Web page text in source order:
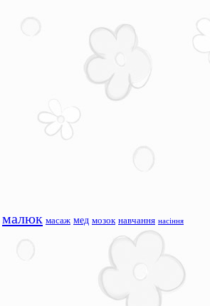
малюк масаж мед мозок навчання насіння